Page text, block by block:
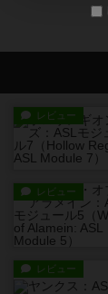
レビュー
レビュー
レビュー